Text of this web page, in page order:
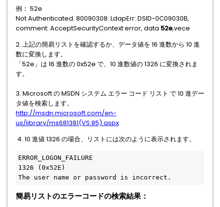
例： 52e
Not Authenticated. 80090308: LdapErr: DSID-0C09030B,
comment: AcceptSecurityContext error, data 52e,vece
2. 上記の簡易リストを確認するか、データ値を 16 進数から 10 進
数に変換します。
「52e」は 16 進数の 0x52e で、10 進数値の 1326 に変換されま
す。
3. Microsoft の MSDN システム エラー コード リスト で 10 進デー
タ値を検索します。
http://msdn.microsoft.com/en-
us/library/ms681381(VS.85).aspx
4. 10 進値 1326 の場合、リストには次のように表示されます。
ERROR_LOGON_FAILURE
1326 (0x52E)
The user name or password is incorrect.
簡易リストのエラーコードの検索結果：